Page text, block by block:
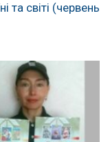
та світі (червень